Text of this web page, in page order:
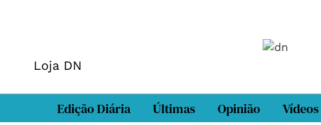
Loja DN
Edição Diária Últimas Opinião Vídeos